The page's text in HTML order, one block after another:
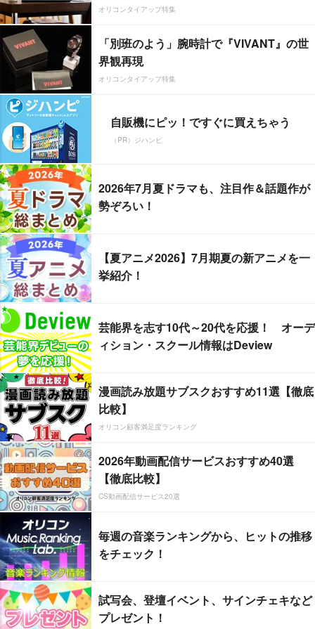
オリコンタイアップ特集
「別班のよう」腕時計で『VIVANT』の世
界観再現
オリコンタイアップ特集
自販機にピッ！ですぐに買えちゃう
（PR）ジハンピ
2026年7月夏ドラマも、注目作＆話題作が
勢ぞろい！
【夏アニメ2026】7月期夏の新アニメを一
挙紹介！
芸能界を志す10代～20代を応援！ オーデ
ィション・スクール情報はDeview
漫画読み放題サブスクおすすめ11選【徹底
比較】
オリコン顧客満足度ランキング
2026年動画配信サービスおすすめ40選
【徹底比較】
CS動画配信サービス20選
毎週の音楽ランキングから、ヒットの推移
をチェック！
試写会、登壇イベント、サインチェキなど
プレゼント！